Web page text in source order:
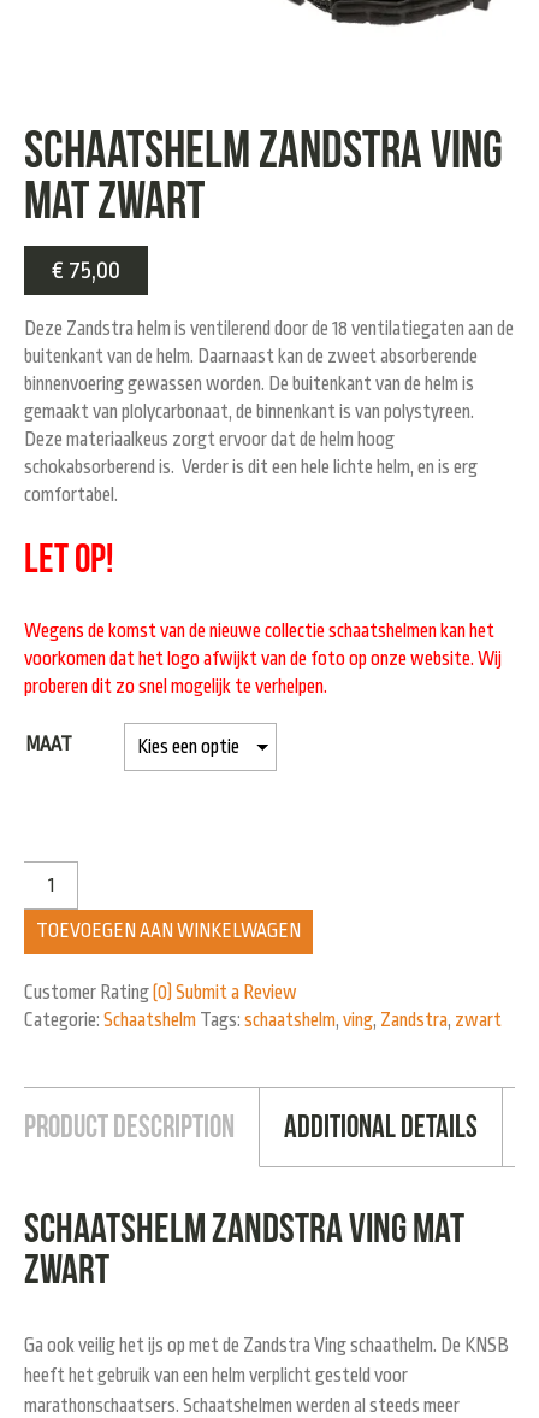
Schaatshelm Zandstra Ving
mat zwart
€ 75,00
Deze Zandstra helm is ventilerend door de 18 ventilatiegaten aan de
buitenkant van de helm. Daarnaast kan de zweet absorberende
binnenvoering gewassen worden. De buitenkant van de helm is
gemaakt van plolycarbonaat, de binnenkant is van polystyreen.
Deze materiaalkeus zorgt ervoor dat de helm hoog
schokabsorberend is. Verder is dit een hele lichte helm, en is erg
comfortabel.
LET OP!
Wegens de komst van de nieuwe collectie schaatshelmen kan het
voorkomen dat het logo afwijkt van de foto op onze website. Wij
proberen dit zo snel mogelijk te verhelpen.
MAAT
TOEVOEGEN AAN WINKELWAGEN
Customer Rating (0) Submit a Review
Categorie: Schaatshelm Tags: schaatshelm, ving, Zandstra, zwart
Product Description Additional Details
Schaatshelm Zandstra Ving mat
zwart
Ga ook veilig het ijs op met de Zandstra Ving schaathelm. De KNSB
heeft het gebruik van een helm verplicht gesteld voor
marathonschaatsers. Schaatshelmen werden al steeds meer